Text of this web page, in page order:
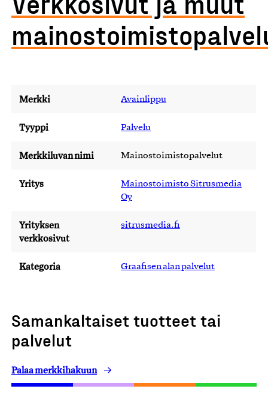
Merkki Avainlippu
Tyyppi Palvelu
Merkkiluvan nimi Mainostoimistopalvelut
Yritys
Mainostoimisto Sitrusmedia
Oy
Yrityksen
verkkosivut
sitrusmedia.fi
Kategoria Graafisen alan palvelut
Samankaltaiset tuotteet tai
palvelut
Palaa merkkihakuun